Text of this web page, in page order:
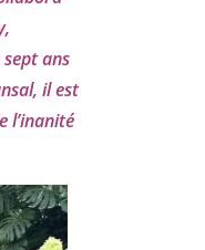
ans
il est
l’i­na­ni­té